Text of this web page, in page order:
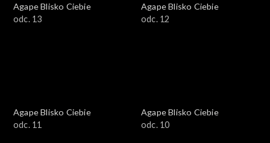
Agape Blisko Ciebie
odc. 13
Agape Blisko Ciebie
odc. 12
Agape Blisko Ciebie
odc. 11
Agape Blisko Ciebie
odc. 10